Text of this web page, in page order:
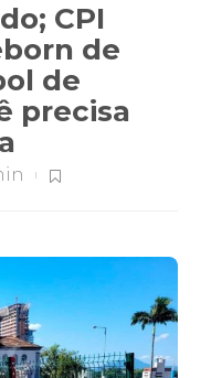
CPI
de
de
precisa